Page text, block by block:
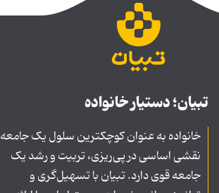
تبیان؛ دستیار خانواده
خانواده به عنوان کوچکترین سلول یک جامعه
نقشی اساسی در پی‌ریزی، تربیت و رشد یک
جامعه قوی دارد. تبیان با تسهیل‌گری و